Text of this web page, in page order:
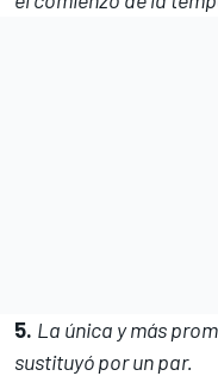
5. La única y más
sustituyó por un par.